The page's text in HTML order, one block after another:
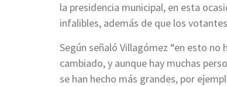
la presidencia municipal, en esta
infalibles, además de que los
Según señaló Villagómez “en esto
cambiado, y aunque hay muchas
se han hecho más grandes, por